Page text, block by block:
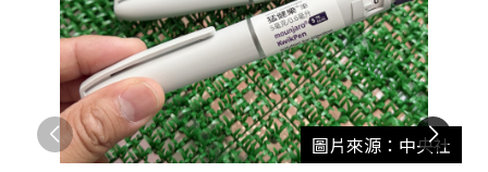
圖片來源：中央社